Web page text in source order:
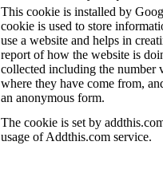
This cookie is installed by
cookie is used to store
use a website and helps in
report of how the website is
collected including the number
where they have come from,
an anonymous form.
The cookie is set by
usage of Addthis.com service.